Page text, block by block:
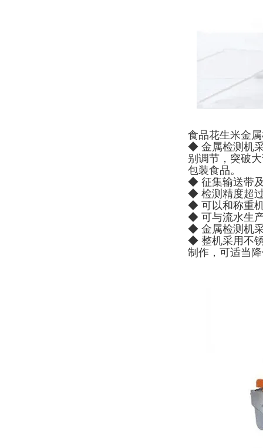
食品花生米金
◆ 金属检测机
别调节，突破
包装食品。
◆ 征集输送带
◆ 检测精度超
◆ 可以和称重
◆ 可与流水生
◆ 金属检测机
◆ 整机采用不
制作，可适当